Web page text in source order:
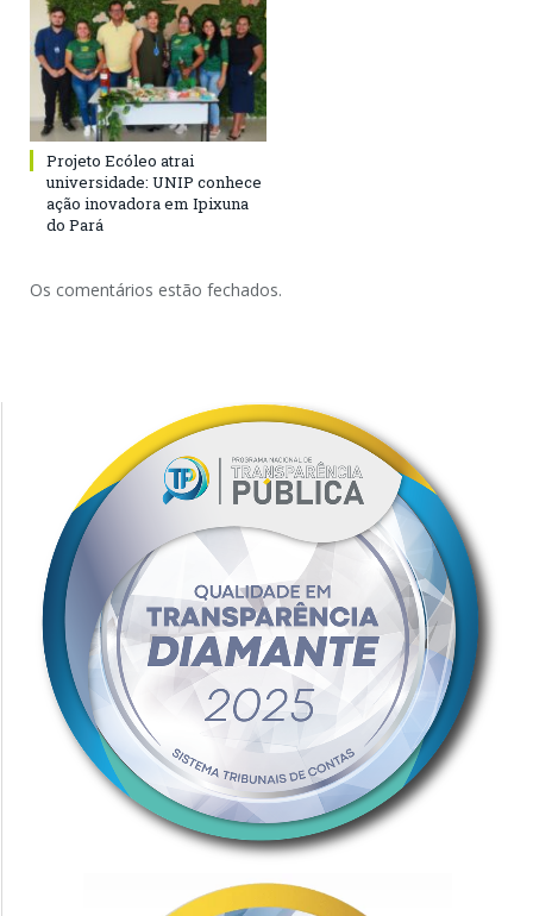
Projeto Ecóleo atrai
universidade: UNIP conhece
ação inovadora em Ipixuna
do Pará
Os comentários estão fechados.